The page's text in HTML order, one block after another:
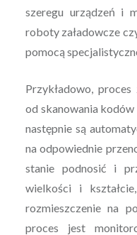
szeregu urządzeń i
roboty załadowcze
pomocą
Przykładowo, proces
od skanowania
następnie są
na odpowiednie
stanie podnosić i
wielkości i
rozmieszczenie na
proces jest